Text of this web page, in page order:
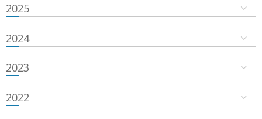
2025
2024
2023
2022